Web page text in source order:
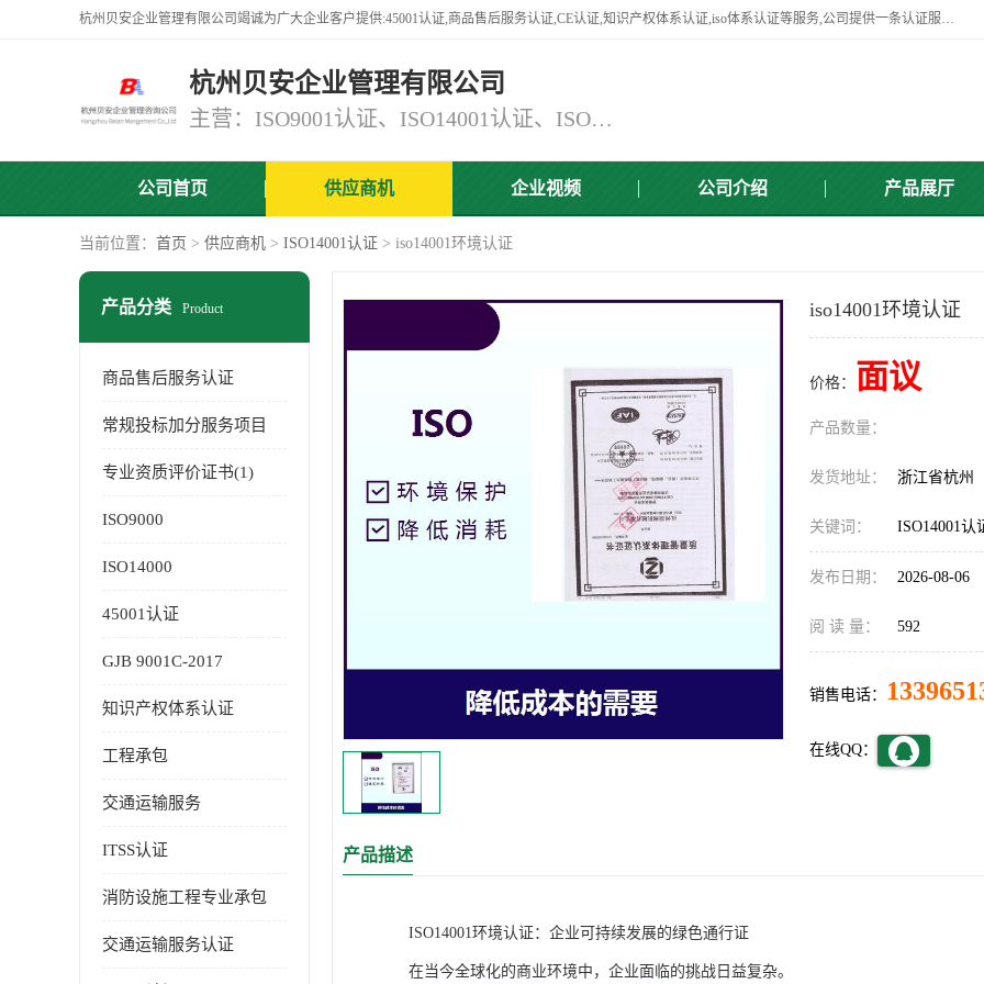
杭州贝安企业管理有限公司竭诚为广大企业客户提供:45001认证,商品售后服务认证,CE认证,知识产权体系认证,iso体系认证等服务,公司提供一条认证服务,方便快捷.
杭州贝安企业管理有限公司
主营：ISO9001认证、ISO14001认证、ISO认证、ISO22000认证、ISO/TS16949认证,FSC森林认证
公司首页 供应商机 企业视频 公司介绍 产品展厅
当前位置： 首页 > 供应商机 > ISO14001认证 > iso14001环境认证
产品分类 Product
商品售后服务认证
常规投标加分服务项目
专业资质评价证书(1)
ISO9000
ISO14000
45001认证
GJB 9001C-2017
知识产权体系认证
工程承包
交通运输服务
ITSS认证
消防设施工程专业承包
交通运输服务认证
iso14001环境认证
价格： 面议
产品数量：
发货地址： 浙江省杭州
关键词： ISO14001认
发布日期： 2026-08-06
阅 读 量： 592
销售电话：
在线QQ：
产品描述
ISO14001环境认证：企业可持续发展的绿色通行证
在当今全球化的商业环境中，企业面临的挑战日益复杂。